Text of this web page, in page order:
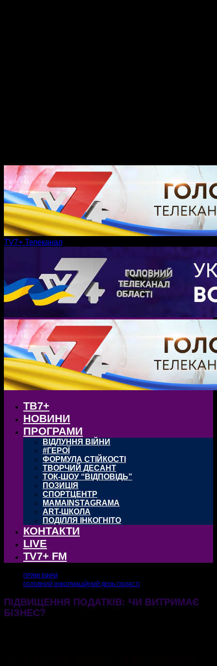
TV7+ Телеканал
ТВ7+
НОВИНИ
ПРОГРАМИ
ВІДЛУННЯ ВІЙНИ
#ГЕРОЇ
ФОРМУЛА СТІЙКОСТІ
ТВОРЧИЙ ДЕСАНТ
ТОК-ШОУ “ВІДПОВІДЬ”
ПОЗИЦІЯ
СПОРТЦЕНТР
MAMAINSTAGRAMA
ART-ШКОЛА
ПОДІЛЛЯ ІНКОГНІТО
КОНТАКТИ
LIVE
TV7+ FM
ПРЯМІ ЕФІРИ
ГОЛОВНИЙ ІНФОРМАЦІЙНИЙ ДЕНЬ ОБЛАСТІ
ПІДВИЩЕННЯ ПОДАТКІВ: ЧИ ВИТРИМАЄ
БІЗНЕС?